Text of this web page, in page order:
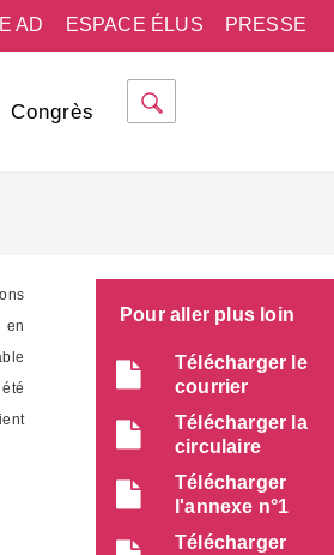
PRESSE
ESPACE ÉLUS
AD
Congrès
en
Pour aller plus loin
Télécharger le
courrier
Télécharger la
circulaire
Télécharger
l'annexe n°1
Télécharger